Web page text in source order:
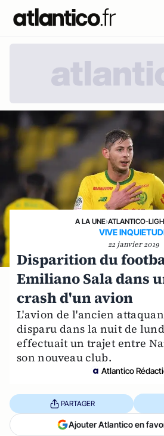
A LA UNE›ATLANTICO-
VIVE
22 janvier 2019
Disparition du
Emiliano Sala dans
crash d'un avion
L'avion de l'ancien
disparu dans la nuit de
effectuait un trajet entre
son nouveau club.
Atlantico
PARTAGER
Ajouter Atlantico en